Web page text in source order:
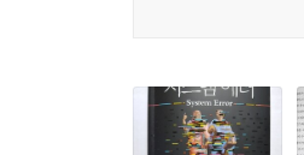
빅테크 기업들은 ‘